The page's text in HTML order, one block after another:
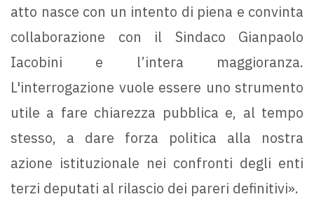
atto nasce con un intento di piena e convinta
collaborazione con il Sindaco Gianpaolo
Iacobini e l’intera maggioranza.
L'interrogazione vuole essere uno strumento
utile a fare chiarezza pubblica e, al tempo
stesso, a dare forza politica alla nostra
azione istituzionale nei confronti degli enti
terzi deputati al rilascio dei pareri definitivi».